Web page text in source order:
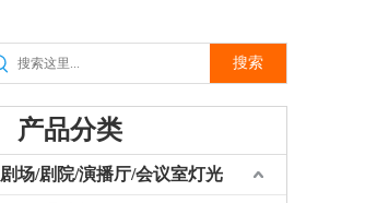
搜索
产品分类
剧场/剧院/演播厅/会议室灯光